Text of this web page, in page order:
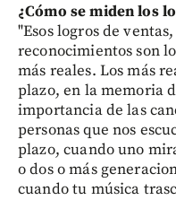
¿Cómo se miden los
"Esos logros de
reconocimientos son
más reales. Los más
plazo, en la memoria
importancia de las
personas que nos
plazo, cuando uno
o dos o más
cuando tu música